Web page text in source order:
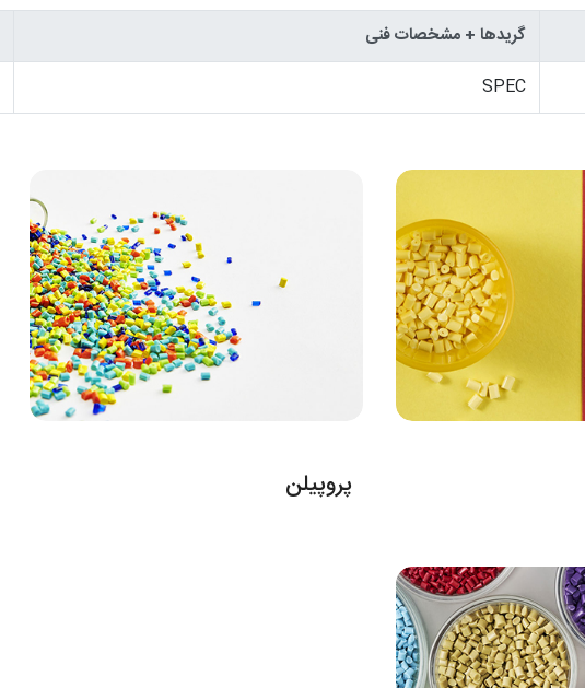
گریدها + مشخصات فنی
SPEC
پروپیلن